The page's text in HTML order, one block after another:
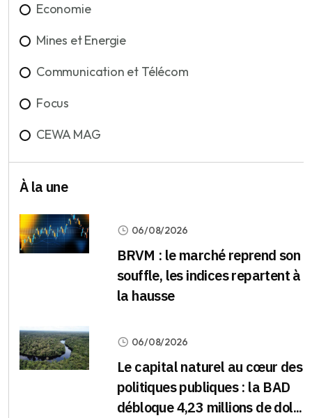
Economie
Mines et Energie
Communication et Télécom
Focus
CEWA MAG
À la une
06/08/2026
BRVM : le marché reprend son
souffle, les indices repartent à
la hausse
06/08/2026
Le capital naturel au cœur des
politiques publiques : la BAD
débloque 4,23 millions de dol...